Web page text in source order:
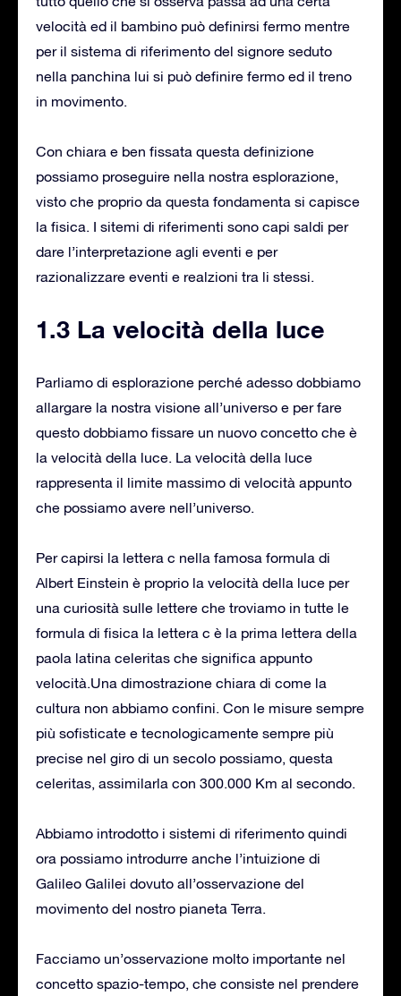
velocità ed il bambino può definirsi fermo mentre
per il sistema di riferimento del signore seduto
nella panchina lui si può definire fermo ed il treno
in movimento.
Con chiara e ben fissata questa definizione
possiamo proseguire nella nostra esplorazione,
visto che proprio da questa fondamenta si capisce
la fisica. I sitemi di riferimenti sono capi saldi per
dare l’interpretazione agli eventi e per
razionalizzare eventi e realzioni tra li stessi.
1.3 La velocità della luce
Parliamo di esplorazione perché adesso dobbiamo
allargare la nostra visione all’universo e per fare
questo dobbiamo fissare un nuovo concetto che è
la velocità della luce. La velocità della luce
rappresenta il limite massimo di velocità appunto
che possiamo avere nell’universo.
Per capirsi la lettera c nella famosa formula di
Albert Einstein è proprio la velocità della luce per
una curiosità sulle lettere che troviamo in tutte le
formula di fisica la lettera c è la prima lettera della
paola latina celeritas che significa appunto
velocità.Una dimostrazione chiara di come la
cultura non abbiamo confini. Con le misure sempre
più sofisticate e tecnologicamente sempre più
precise nel giro di un secolo possiamo, questa
celeritas, assimilarla con 300.000 Km al secondo.
Abbiamo introdotto i sistemi di riferimento quindi
ora possiamo introdurre anche l’intuizione di
Galileo Galilei dovuto all’osservazione del
movimento del nostro pianeta Terra.
Facciamo un’osservazione molto importante nel
concetto spazio-tempo, che consiste nel prendere